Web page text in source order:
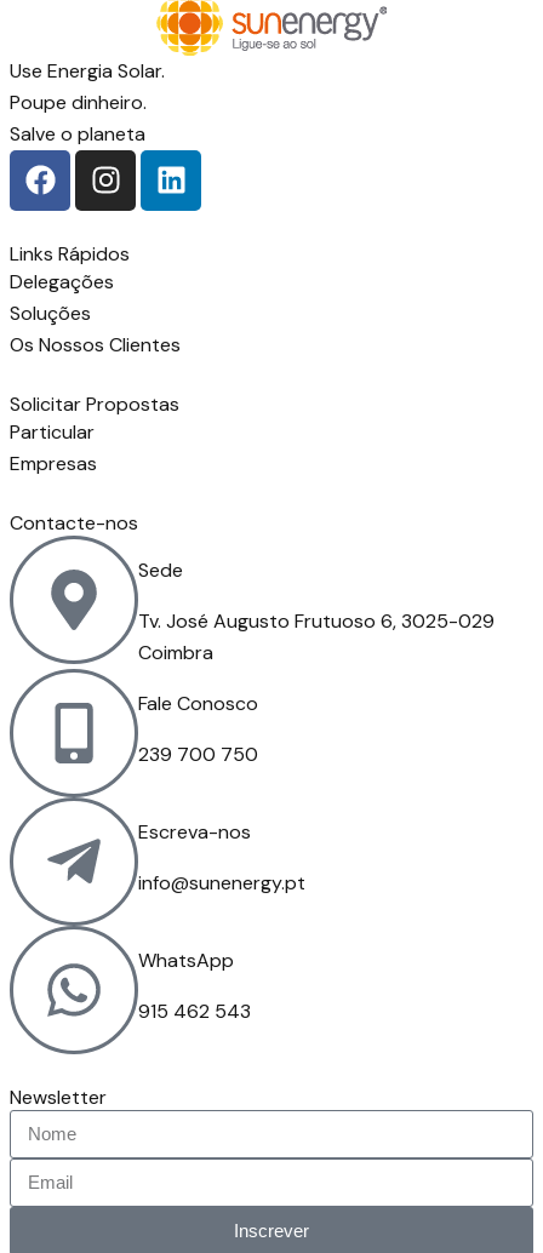
Use Energia Solar.
Poupe dinheiro.
Salve o planeta
Links Rápidos
Delegações
Soluções
Os Nossos Clientes
Solicitar Propostas
Particular
Empresas
Contacte-nos
Sede
Tv. José Augusto Frutuoso 6, 3025-029
Coimbra
Fale Conosco
239 700 750
Escreva-nos
info@sunenergy.pt
WhatsApp
915 462 543
Newsletter
Inscrever